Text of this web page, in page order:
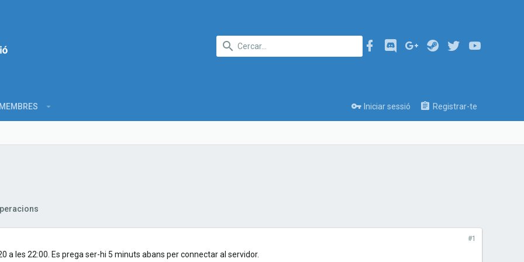
MEMBRES Iniciar sessió Registrar-te
#1
a les 22:00. Es prega ser-hi 5 minuts abans per connectar al servidor.